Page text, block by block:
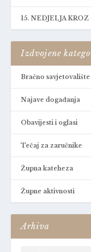
15. NEDJELJA
Izdvojene
Bračno savjetovalište
Najave događanja
Obavijesti i oglasi
Tečaj za zaručnike
Župna kateheza
Župne aktivnosti
Arhiva